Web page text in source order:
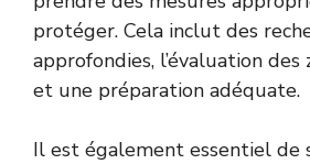
protéger. Cela inclut des
approfondies, l’évaluation des
et une préparation adéquate.
Il est également essentiel de